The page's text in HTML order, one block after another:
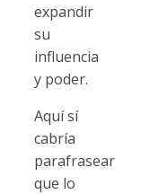
expandir
su
influencia
y poder.
Aquí sí
cabría
parafrasear
que lo